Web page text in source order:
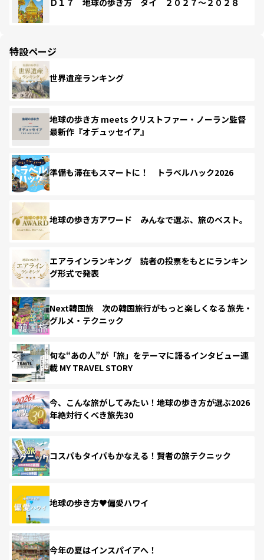
Ｄ１７ 地球の歩き方 タイ ２０２７～２０２８
特設ページ
世界遺産ランキング
地球の歩き方 meets クリストファー・ノーラン監督
最新作『オデュッセイア』
準備も滞在もスマートに！ トラベルハック2026
地球の歩き方アワード みんなで選ぶ、旅のベスト。
エアラインランキング 読者の投票をもとにランキン
グ形式で発表
Next韓国旅 次の韓国旅行がもっと楽しくなる 旅先・
グルメ・テクニック
旬な“あの人”が「旅」をテーマに語るインタビュー連
載 MY TRAVEL STORY
今、こんな旅がしてみたい！地球の歩き方が選ぶ2026
年絶対行くべき旅先30
コスパもタイパもかなえる！賢者の旅テクニック
地球の歩き方♥偏愛ハワイ
今年の夏はインスパイアへ！